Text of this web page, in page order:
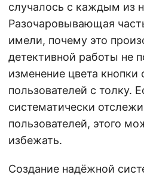
случалось с каждым из
Разочаровывающая
имели, почему это
детективной работы не
изменение цвета кнопки
пользователей с толку.
систематически
пользователей, этого
избежать.
Создание надёжной